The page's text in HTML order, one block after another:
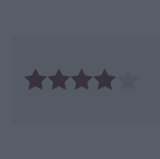
coches
2026